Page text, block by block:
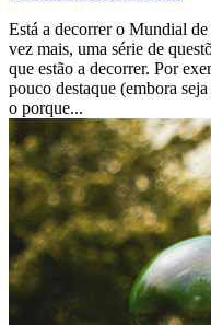
Está a decorrer o Mundial
vez mais, uma série de
que estão a decorrer. Por
pouco destaque (embora
o porque...